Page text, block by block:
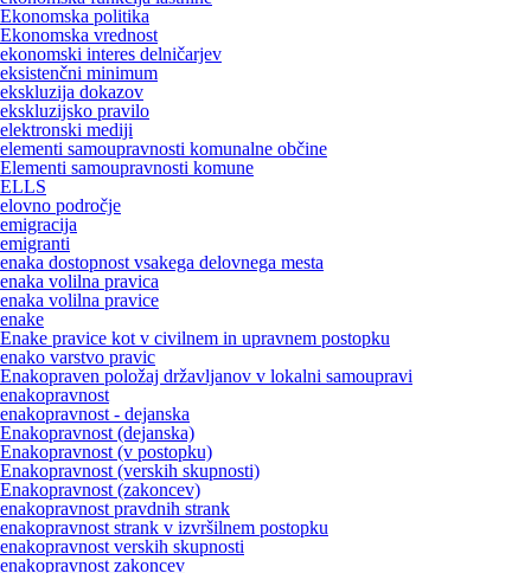
Ekonomska politika
Ekonomska vrednost
ekonomski interes delničarjev
eksistenčni minimum
ekskluzija dokazov
ekskluzijsko pravilo
elektronski mediji
elementi samoupravnosti komunalne občine
Elementi samoupravnosti komune
ELLS
elovno področje
emigracija
emigranti
enaka dostopnost vsakega delovnega mesta
enaka volilna pravica
enaka volilna pravice
enake
Enake pravice kot v civilnem in upravnem postopku
enako varstvo pravic
Enakopraven položaj državljanov v lokalni samoupravi
enakopravnost
enakopravnost - dejanska
Enakopravnost (dejanska)
Enakopravnost (v postopku)
Enakopravnost (verskih skupnosti)
Enakopravnost (zakoncev)
enakopravnost pravdnih strank
enakopravnost strank v izvršilnem postopku
enakopravnost verskih skupnosti
enakopravnost zakoncev